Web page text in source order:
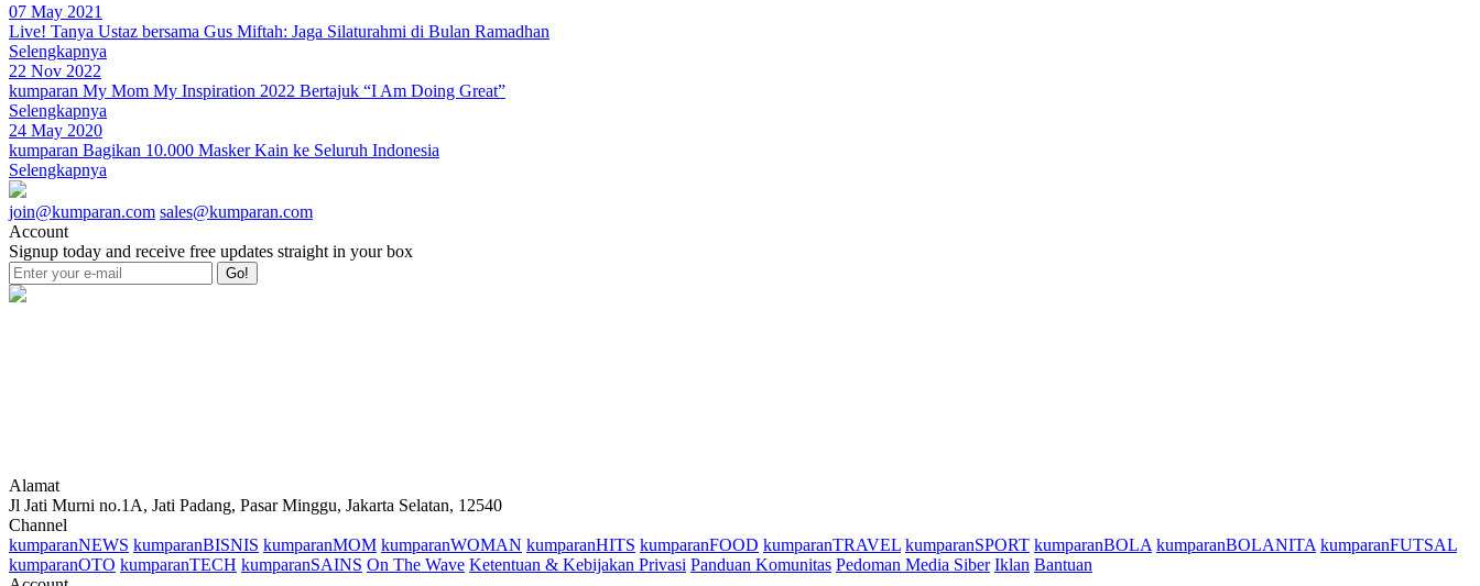
07 May 2021
Live! Tanya Ustaz bersama Gus Miftah: Jaga Silaturahmi di Bulan Ramadhan
Selengkapnya
22 Nov 2022
kumparan My Mom My Inspiration 2022 Bertajuk “I Am Doing Great”
Selengkapnya
24 May 2020
kumparan Bagikan 10.000 Masker Kain ke Seluruh Indonesia
Selengkapnya
join@kumparan.com sales@kumparan.com
Account
Signup today and receive free updates straight in your box
Go!
Alamat
Jl Jati Murni no.1A, Jati Padang, Pasar Minggu, Jakarta Selatan, 12540
Channel
kumparanNEWS kumparanBISNIS kumparanMOM kumparanWOMAN kumparanHITS kumparanFOOD kumparanTRAVEL kumparanSPORT kumparanBOLA kumparanBOLANITA kumparanFUTSAL
kumparanOTO kumparanTECH kumparanSAINS On The Wave Ketentuan & Kebijakan Privasi Panduan Komunitas Pedoman Media Siber Iklan Bantuan